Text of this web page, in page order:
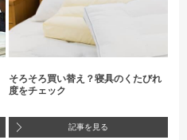
そろそろ買い替え？寝具のくたびれ
度をチェック
記事を見る